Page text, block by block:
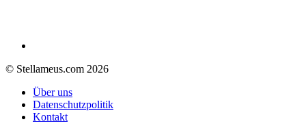
© Stellameus.com 2026
Über uns
Datenschutzpolitik
Kontakt